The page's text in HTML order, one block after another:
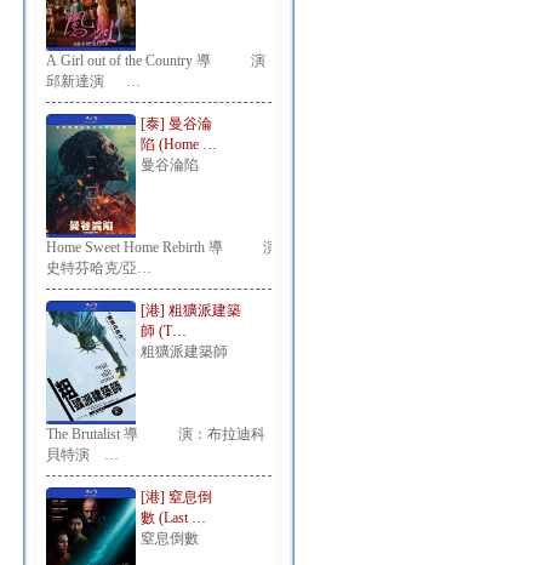
A Girl out of the Country 導 演：
邱新達演 …
[泰] 曼谷淪
陷 (Home …
曼谷淪陷
Home Sweet Home Rebirth 導 演：
史特芬哈克/亞…
[港] 粗獷派建築
師 (T…
粗獷派建築師
The Brutalist 導 演：布拉迪科
貝特演 …
[港] 窒息倒
數 (Last …
窒息倒數